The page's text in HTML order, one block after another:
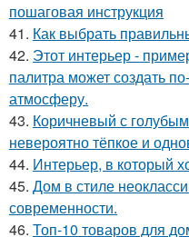
пошаговая инструкция
41. Как выбрать
42. Этот интерьер -
палитра может создать
атмосферу.
43. Коричневый с
невероятно тёпкое и
44. Интерьер, в который
45. Дом в стиле
современности.
46. Топ-10 товаров для